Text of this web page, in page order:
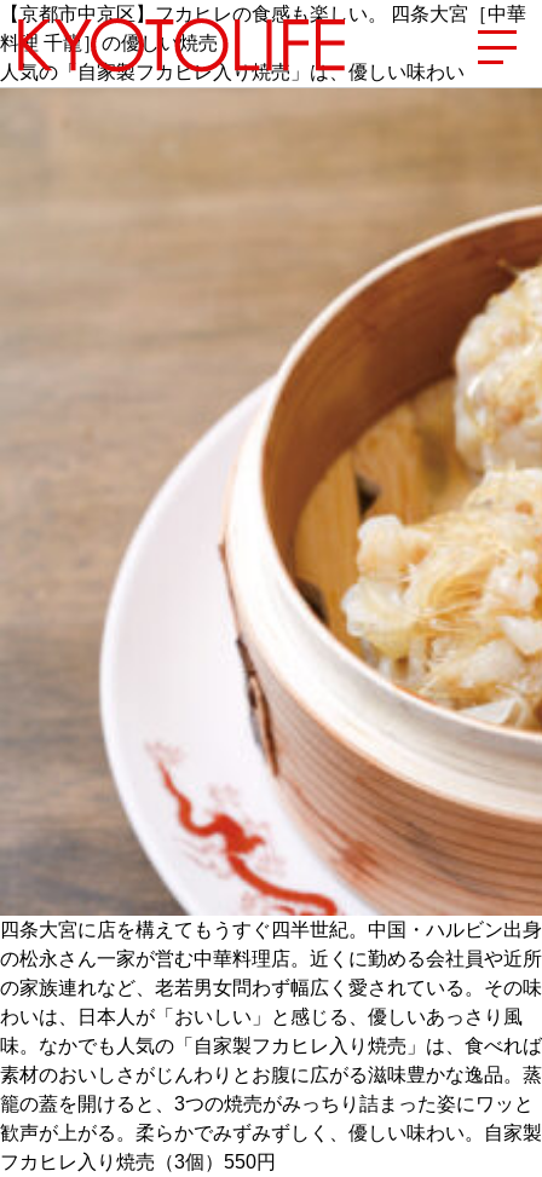
CULTURE
ABOUT US
チケットプレゼント応募
MAIN MENU
SERIES
カレーが好き
京都おやつクラブ
【京都市中京区】フカヒレの食感も楽しい。 四条大宮［中華
料理 千龍］の優しい焼売
人気の「自家製フカヒレ入り焼売」は、優しい味わい
四条大宮に店を構えてもうすぐ四半世紀。中国・ハルビン出身
の松永さん一家が営む中華料理店。近くに勤める会社員や近所
の家族連れなど、老若男女問わず幅広く愛されている。その味
わいは、日本人が「おいしい」と感じる、優しいあっさり風
味。なかでも人気の「自家製フカヒレ入り焼売」は、食べれば
素材のおいしさがじんわりとお腹に広がる滋味豊かな逸品。蒸
籠の蓋を開けると、3つの焼売がみっちり詰まった姿にワッと
歓声が上がる。柔らかでみずみずしく、優しい味わい。自家製
フカヒレ入り焼売（3個）550円